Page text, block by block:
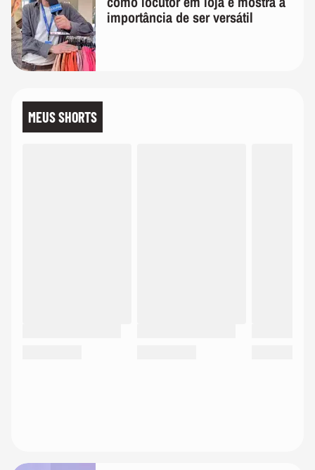
importância de ser versátil
MEUS SHORTS